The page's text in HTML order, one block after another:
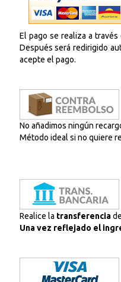
El pago se realiza a
Después será redirigido
acepte el pago.
No añadimos ningún
Método ideal si no quiere
Realice la transferencia
Una vez reflejado el